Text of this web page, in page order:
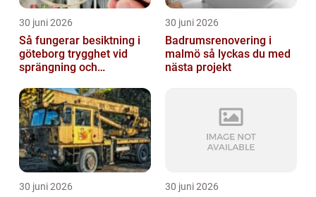
30 juni 2026
Så fungerar besiktning i
göteborg trygghet vid
sprängning och
30 juni 2026
Badrumsrenovering i
malmö så lyckas du med
nästa projekt
30 juni 2026 30 juni 2026